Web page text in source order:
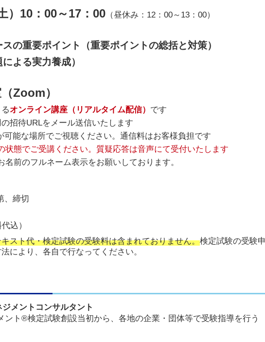
）10：00～17：00（昼休み：12：00～13：00）
の重要ポイント（重要ポイントの総括と対策）
よる実力養成）
Zoom）
オンライン講座（リアルタイム配信） です
招待URLをメール送信いたします
可能な場所でご視聴ください。通信料はお客様負担です
状態でご受講ください。質疑応答は音声にて受付いたします
名前のフルネーム表示をお願いしております。
締切
込）
スト代・検定試験の受験料は含まれておりません。検定試験の受験申
により、各自で行なってください。
メントコンサルタント
ント®検定試験創設当初から、各地の企業・団体等で受験指導を行う